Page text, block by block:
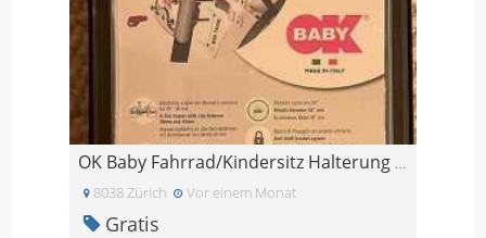
OK Baby Fahrrad/Kindersitz Halterung NEU
8038 Zürich Vor einem Monat
Gratis